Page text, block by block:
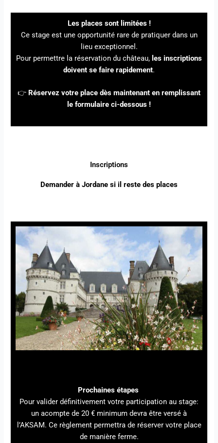
Les places sont limitées !
Ce stage est une opportunité rare de pratiquer dans un
lieu exceptionnel.
Pour permettre la réservation du château, les inscriptions
doivent se faire rapidement.
👉 Réservez votre place dès maintenant en remplissant
le formulaire ci-dessous !
Inscriptions
Demander à Jordane si il reste des places
Prochaines étapes
Pour valider définitivement votre participation au stage:
un acompte de 20 € minimum devra être versé à
l’AKSAM. Ce règlement permettra de réserver votre place
de manière ferme.